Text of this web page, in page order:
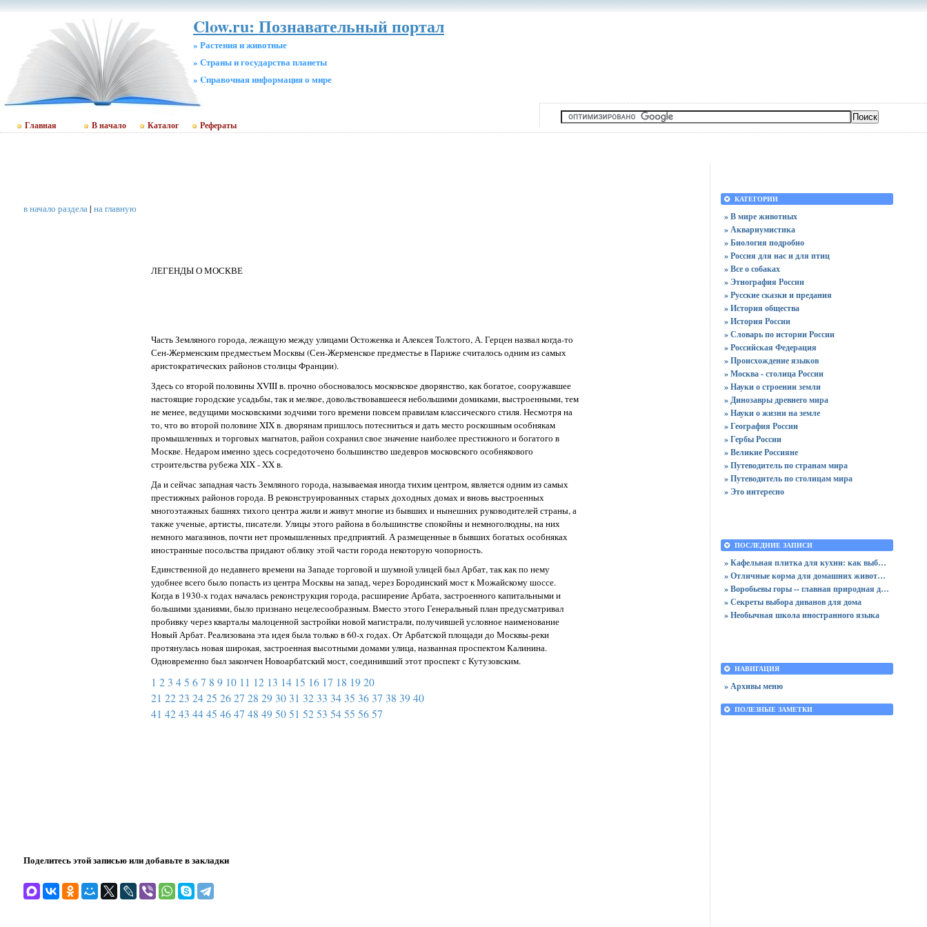
Clow.ru: Познавательный портал
» Растения и животные
» Страны и государства планеты
» Cправочная информация о мире
Главная В начало Каталог Рефераты
в начало раздела| на главную
ЛЕГЕНДЫ О МОСКВЕ
Часть Земляного города, лежащую между улицами Остоженка и Алексея Толстого, А. Герцен назвал когда-то
Сен-Жерменским предместьем Москвы (Сен-Жерменское предместье в Париже считалось одним из самых
аристократических районов столицы Франции).
Здесь со второй половины XVIII в. прочно обосновалось московское дворянство, как богатое, сооружавшее
настоящие городские усадьбы, так и мелкое, довольствовавшееся небольшими домиками, выстроенными, тем
не менее, ведущими московскими зодчими того времени повсем правилам классического стиля. Несмотря на
то, что во второй половине XIX в. дворянам пришлось потесниться и дать место роскошным особнякам
промышленных и торговых магнатов, район сохранил свое значение наиболее престижного и богатого в
Москве. Недаром именно здесь сосредоточено большинство шедевров московского особнякового
строительства рубежа XIX - XX в.
Да и сейчас западная часть Земляного города, называемая иногда тихим центром, является одним из самых
престижных районов города. В реконструированных старых доходных домах и вновь выстроенных
многоэтажных башнях тихого центра жили и живут многие из бывших и нынешних руководителей страны, а
также ученые, артисты, писатели. Улицы этого района в большинстве спокойны и немноголюдны, на них
немного магазинов, почти нет промышленных предприятий. А размещенные в бывших богатых особняках
иностранные посольства придают облику этой части города некоторую чопорность.
Единственной до недавнего времени на Западе торговой и шумной улицей был Арбат, так как по нему
удобнее всего было попасть из центра Москвы на запад, через Бородинский мост к Можайскому шоссе.
Когда в 1930-х годах началась реконструкция города, расширение Арбата, застроенного капитальными и
большими зданиями, было признано нецелесообразным. Вместо этого Генеральный план предусматривал
пробивку через кварталы малоценной застройки новой магистрали, получившей условное наименование
Новый Арбат. Реализована эта идея была только в 60-х годах. От Арбатской площади до Москвы-реки
протянулась новая широкая, застроенная высотными домами улица, названная проспектом Калинина.
Одновременно был закончен Новоарбатский мост, соединивший этот проспект с Кутузовским.
1 2 3 4 5 6 7 8 9 10 11 12 13 14 15 16 17 18 19 20
21 22 23 24 25 26 27 28 29 30 31 32 33 34 35 36 37 38 39 40
41 42 43 44 45 46 47 48 49 50 51 52 53 54 55 56 57
Поделитесь этой записью или добавьте в закладки
КАТЕГОРИИ
» В мире животных
» Аквариумистика
» Биология подробно
» Россия для нас и для птиц
» Все о собаках
» Этнография России
» Русские сказки и предания
» История общества
» История России
» Словарь по истории России
» Российская Федерация
» Происхождение языков
» Москва - столица России
» Науки о строении земли
» Динозавры древнего мира
» Науки о жизни на земле
» География России
» Гербы России
» Великие Россияне
» Путеводитель по странам мира
» Путеводитель по столицам мира
» Это интересно
ПОСЛЕДНИЕ ЗАПИСИ
» Кафельная плитка для кухни: как выбрать практичную отделку
» Отличные корма для домашних животных
» Воробьевы горы -- главная природная достопримечательность Москвы
» Секреты выбора диванов для дома
» Необычная школа иностранного языка
НАВИГАЦИЯ
» Архивы меню
ПОЛЕЗНЫЕ ЗАМЕТКИ